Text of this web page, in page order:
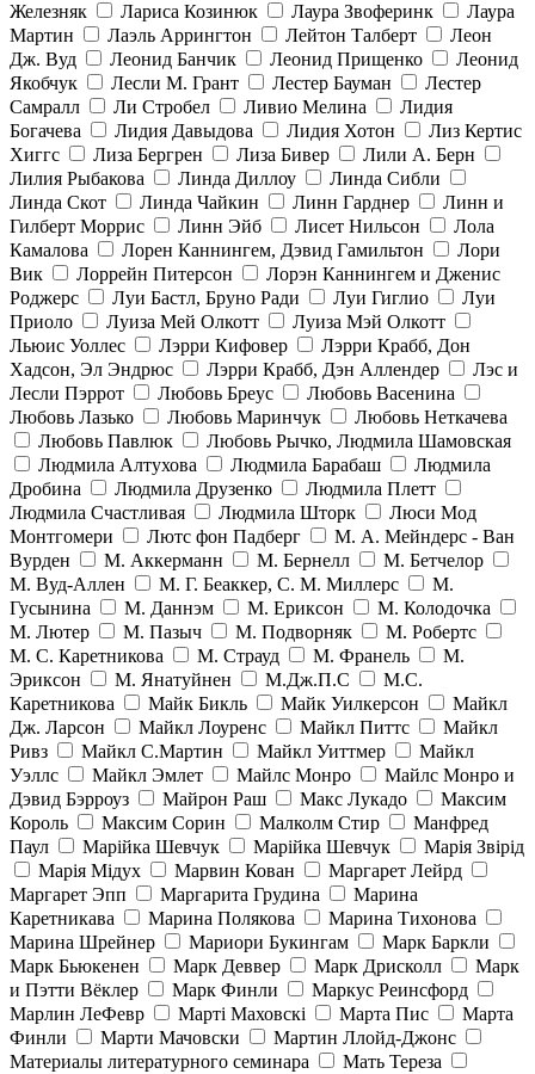
Железняк
Лариса Козинюк Лаура Звоферинк
Лаура
Мартин
Лаэль Аррингтон Лейтон Талберт
Леон
Дж. Вуд
Леонид Банчик Леонид Прищенко
Леонид
Якобчук
Лесли М. Грант Лестер Бауман
Лестер
Самралл
Ли Стробел Ливио Мелина
Лидия
Богачева
Лидия Давыдова Лидия Хотон
Лиз Кертис
Хиггс
Лиза Бергрен Лиза Бивер
Лили А. Берн
Лилия Рыбакова
Линда Диллоу
Линда Сибли
Линда Скот
Линда Чайкин Линн Гарднер
Линн и
Гилберт Моррис
Линн Эйб Лисет Нильсон
Лола
Камалова
Лорен Каннингем, Дэвид Гамильтон
Лори
Вик
Лоррейн Питерсон
Лорэн Каннингем и Дженис
Роджерс
Луи Бастл, Бруно Ради Луи Гиглио
Луи
Приоло
Луиза Мей Олкотт
Луиза Мэй Олкотт
Льюис Уоллес
Лэрри Кифовер
Лэрри Крабб, Дон
Хадсон, Эл Эндрюс
Лэрри Крабб, Дэн Аллендер
Лэс и
Лесли Пэррот
Любовь Бреус
Любовь Васенина
Любовь Лазько
Любовь Маринчук
Любовь Неткачева
Любовь Павлюк
Любовь Рычко, Людмила Шамовская
Людмила Алтухова
Людмила Барабаш
Людмила
Дробина
Людмила Друзенко
Людмила Плетт
Людмила Счастливая
Людмила Шторк
Люси Мод
Монтгомери
Лютс фон Падберг
М. А. Мейндерс - Ван
Вурден
М. Аккерманн М. Бернелл
М. Бетчелор
М. Вуд-Аллен
М. Г. Беаккер, С. М. Миллерс
М.
Гусынина
М. Даннэм М. Ериксон
М. Колодочка
М. Лютер
М. Пазыч М. Подворняк
М. Робертс
М. С. Каретникова
М. Страуд М. Франель
М.
Эриксон
М. Янатуйнен М.Дж.П.С
М.С.
Каретникова
Майк Бикль Майк Уилкерсон
Майкл
Дж. Ларсон
Майкл Лоуренс Майкл Питтс
Майкл
Ривз
Майкл С.Мартин Майкл Уиттмер
Майкл
Уэллс
Майкл Эмлет Майлс Монро
Майлс Монро и
Дэвид Бэрроуз
Майрон Раш Макс Лукадо
Максим
Король
Максим Сорин Малколм Стир
Манфред
Паул
Марійка Шевчук Марійка Шевчук
Марія Звірід
Марія Мідух
Марвин Кован
Маргарет Лейрд
Маргарет Эпп
Маргарита Грудина
Марина
Каретникава
Марина Полякова
Марина Тихонова
Марина Шрейнер
Мариори Букингам
Марк Баркли
Марк Бьюкенен
Марк Деввер Марк Дрисколл
Марк
и Пэтти Вёклер
Марк Финли
Маркус Реинсфорд
Марлин ЛеФевр
Марті Маховскі Марта Пис
Марта
Финли
Марти Мачовски
Мартин Ллойд-Джонс
Материалы литературного семинара
Мать Тереза